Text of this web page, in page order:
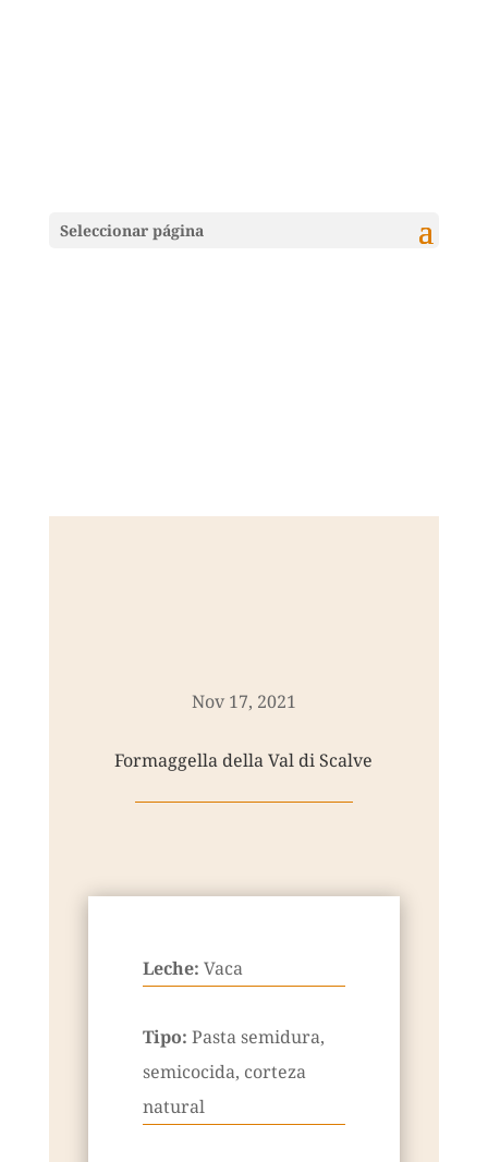
Seleccionar página
Nov 17, 2021
Formaggella della Val di Scalve
Leche: Vaca
Tipo: Pasta semidura,
semicocida, corteza
natural